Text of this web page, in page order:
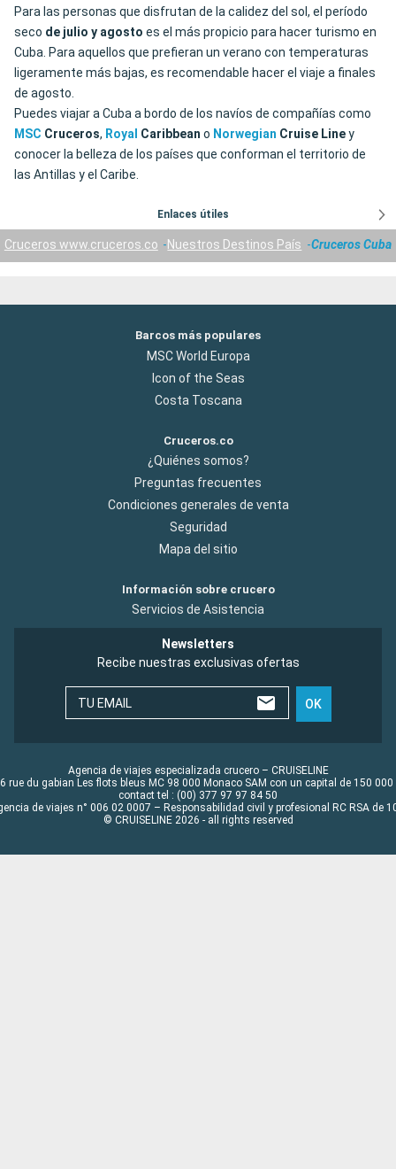
Para las personas que disfrutan de la calidez del sol, el período
seco de julio y agosto es el más propicio para hacer turismo en
Cuba. Para aquellos que prefieran un verano con temperaturas
ligeramente más bajas, es recomendable hacer el viaje a finales
de agosto.
Puedes viajar a Cuba a bordo de los navíos de compañías como
MSC Cruceros, Royal Caribbean o Norwegian Cruise Liney
conocer la belleza de los países que conforman el territorio de
las Antillas y el Caribe.
Enlaces útiles
Cruceros www.cruceros.co Nuestros Destinos País Cruceros Cuba
Barcos más populares
MSC World Europa
Icon of the Seas
Costa Toscana
Cruceros.co
¿Quiénes somos?
Preguntas frecuentes
Condiciones generales de venta
Seguridad
Mapa del sitio
Información sobre crucero
Servicios de Asistencia
Newsletters
Recibe nuestras exclusivas ofertas
TU EMAIL OK
Agencia de viajes especializada crucero – CRUISELINE
rue du gabian Les flots bleus MC 98 000 Monaco SAM con un capital de 150 000
contact tel : (00) 377 97 97 84 50
de viajes n° 006 02 0007 – Responsabilidad civil y profesional RC RSA de
© CRUISELINE 2026 - all rights reserved